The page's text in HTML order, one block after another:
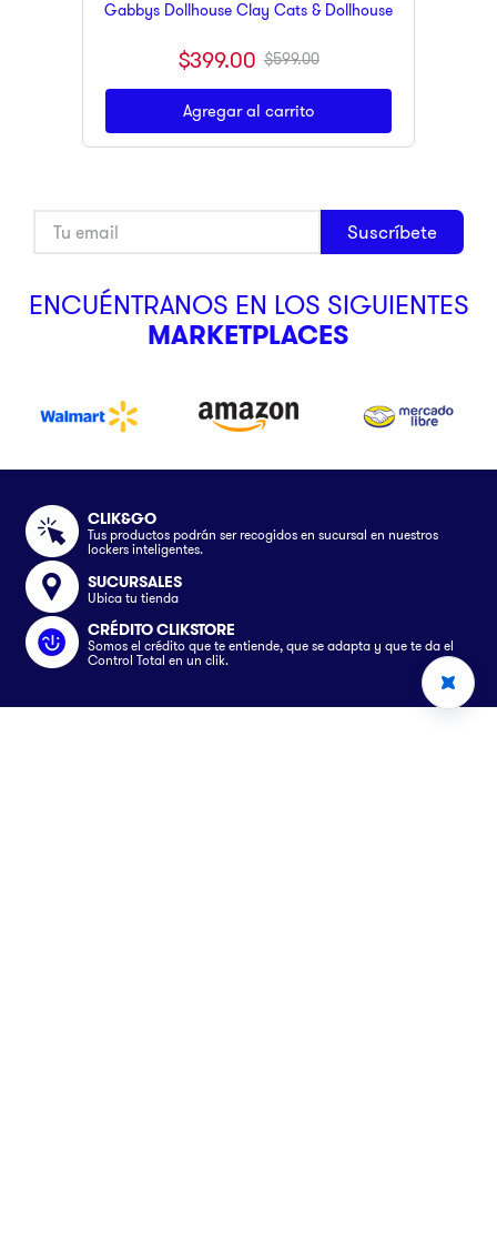
Gabbys Dollhouse Clay Cats & Dollhouse
$399.00 $599.00
Agregar al carrito
Suscríbete
ENCUÉNTRANOS EN LOS SIGUIENTES
MARKETPLACES
CLIK&GO
Tus productos podrán ser recogidos en sucursal en nuestros
lockers inteligentes.
SUCURSALES
Ubica tu tienda
CRÉDITO CLIKSTORE
Somos el crédito que te entiende, que se adapta y que te da el
Control Total en un clik.